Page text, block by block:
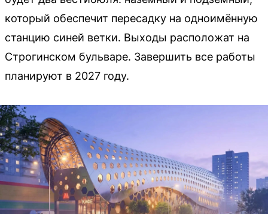
который обеспечит пересадку на одноимённую
станцию синей ветки. Выходы расположат на
Строгинском бульваре. Завершить все работы
планируют в 2027 году.